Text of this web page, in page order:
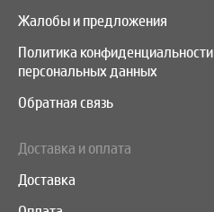
Жалобы и предложения
Политика конфиденциальности
персональных данных
Обратная связь
Доставка и оплата
Доставка